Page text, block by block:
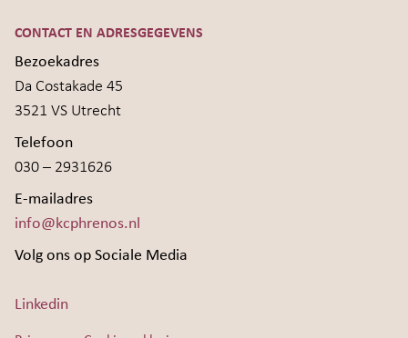
CONTACT EN ADRESGEGEVENS
Bezoekadres
Da Costakade 45
3521 VS Utrecht
Telefoon
030 – 2931626
E-mailadres
info@kcphrenos.nl
Volg ons op Sociale Media
Linkedin